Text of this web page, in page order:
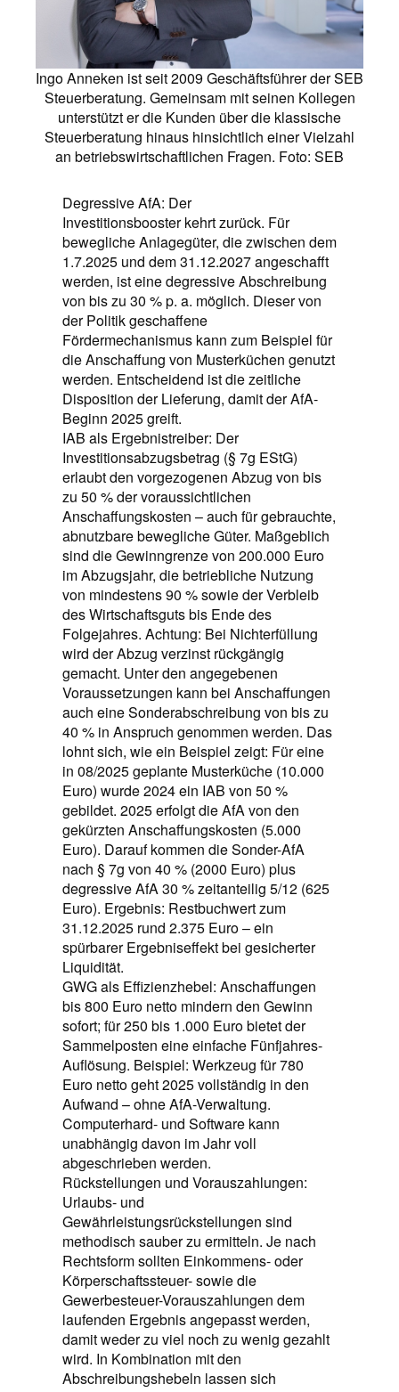
Ingo Anneken ist seit 2009 Geschäftsführer der SEB
Steuerberatung. Gemeinsam mit seinen Kollegen
unterstützt er die Kunden über die klassische
Steuerberatung hinaus hinsichtlich einer Vielzahl
an betriebswirtschaftlichen Fragen. Foto: SEB
Degressive AfA: Der
Investitionsbooster kehrt zurück. Für
bewegliche Anlagegüter, die zwischen dem
1.7.2025 und dem 31.12.2027 angeschafft
werden, ist eine degressive Abschreibung
von bis zu 30 % p. a. möglich. Dieser von
der Politik geschaffene
Fördermechanismus kann zum Beispiel für
die Anschaffung von Musterküchen genutzt
werden. Entscheidend ist die zeitliche
Disposition der Lieferung, damit der AfA-
Beginn 2025 greift.
IAB als Ergebnistreiber: Der
Investitionsabzugsbetrag (§ 7g EStG)
erlaubt den vorgezogenen Abzug von bis
zu 50 % der voraussichtlichen
Anschaffungskosten – auch für gebrauchte,
abnutzbare bewegliche Güter. Maßgeblich
sind die Gewinngrenze von 200.000 Euro
im Abzugsjahr, die betriebliche Nutzung
von mindestens 90 % sowie der Verbleib
des Wirtschaftsguts bis Ende des
Folgejahres. Achtung: Bei Nichterfüllung
wird der Abzug verzinst rückgängig
gemacht. Unter den angegebenen
Voraussetzungen kann bei Anschaffungen
auch eine Sonderabschreibung von bis zu
40 % in Anspruch genommen werden. Das
lohnt sich, wie ein Beispiel zeigt: Für eine
in 08/2025 geplante Musterküche (10.000
Euro) wurde 2024 ein IAB von 50 %
gebildet. 2025 erfolgt die AfA von den
gekürzten Anschaffungskosten (5.000
Euro). Darauf kommen die Sonder-AfA
nach § 7g von 40 % (2000 Euro) plus
degressive AfA 30 % zeitanteilig 5/12 (625
Euro). Ergebnis: Restbuchwert zum
31.12.2025 rund 2.375 Euro – ein
spürbarer Ergebniseffekt bei gesicherter
Liquidität.
GWG als Effizienzhebel: Anschaffungen
bis 800 Euro netto mindern den Gewinn
sofort; für 250 bis 1.000 Euro bietet der
Sammelposten eine einfache Fünfjahres-
Auflösung. Beispiel: Werkzeug für 780
Euro netto geht 2025 vollständig in den
Aufwand – ohne AfA-Verwaltung.
Computerhard- und Software kann
unabhängig davon im Jahr voll
abgeschrieben werden.
Rückstellungen und Vorauszahlungen:
Urlaubs- und
Gewährleistungsrückstellungen sind
methodisch sauber zu ermitteln. Je nach
Rechtsform sollten Einkommens- oder
Körperschaftssteuer- sowie die
Gewerbesteuer-Vorauszahlungen dem
laufenden Ergebnis angepasst werden,
damit weder zu viel noch zu wenig gezahlt
wird. In Kombination mit den
Abschreibungshebeln lassen sich